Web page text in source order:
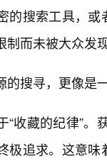
的搜索工具，
制而未被大众发
的搜寻，更像是
“收藏的纪律”
极追求。这意